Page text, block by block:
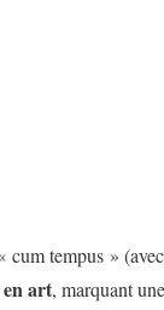
cum tempus »
en art, marquant